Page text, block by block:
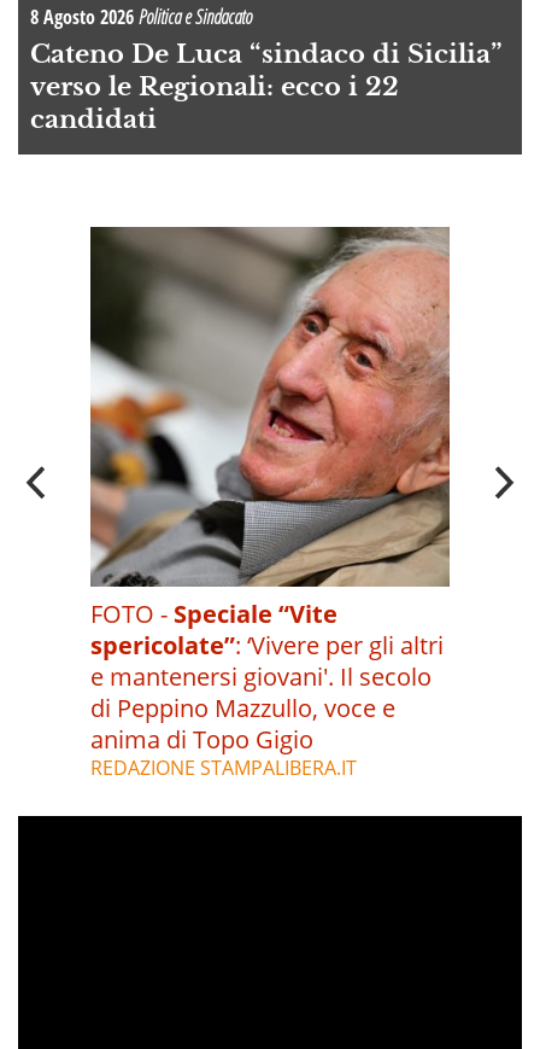
8 Agosto 2026Politica e Sindacato
Cateno De Luca “sindaco di Sicilia”
verso le Regionali: ecco i 22
candidati
FOTO - Speciale “Vite
spericolate”: ‘Vivere per gli altri
e mantenersi giovani'. Il secolo
di Peppino Mazzullo, voce e
anima di Topo Gigio
REDAZIONE STAMPALIBERA.IT